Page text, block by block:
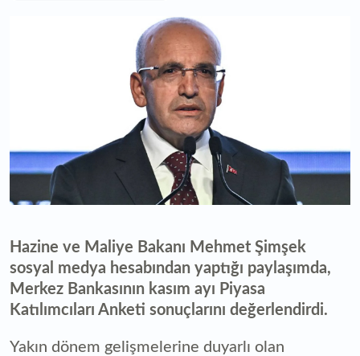
Hazine ve Maliye Bakanı Mehmet Şimşek
sosyal medya hesabından yaptığı paylaşımda,
Merkez Bankasının kasım ayı Piyasa
Katılımcıları Anketi sonuçlarını değerlendirdi.
Yakın dönem gelişmelerine duyarlı olan